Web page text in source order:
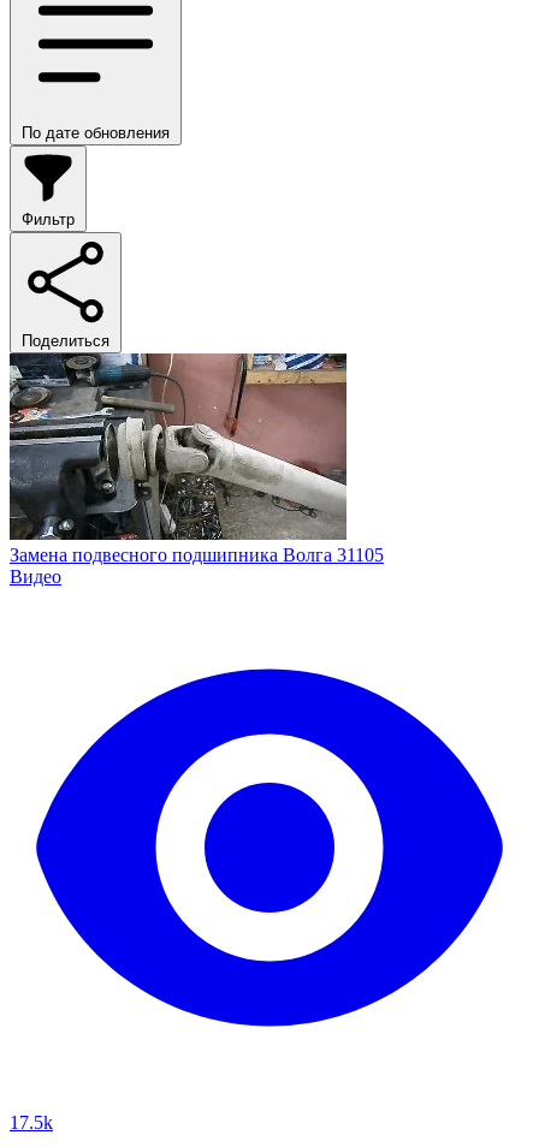
По дате обновления
Фильтр
Поделиться
Замена подвесного подшипника Волга 31105
Видео
17.5k